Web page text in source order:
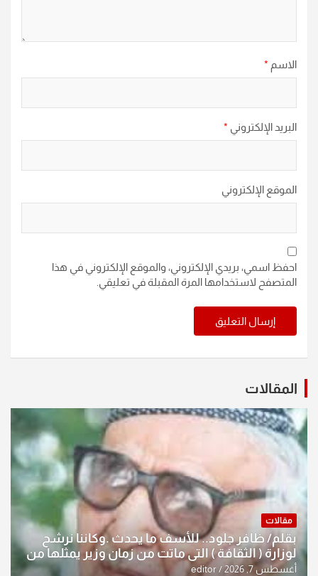
الاسم *
البريد الإلكتروني *
الموقع الإلكتروني
احفظ اسمي، بريدي الإلكتروني، والموقع الإلكتروني في هذا
المتصفح لاستخدامها المرة المقبلة في تعليقي.
المقالات
مقالات
بقلم/ ظافر جلود.. للأسف ما يحدث .وكاننا نرشح
لوزارة ( الثقافة ) التي ماتت من زمان وزير يمثلها من
النخبة والإرث العظيم للثقافة العراقية..
أغسطس 7, 2026 editor